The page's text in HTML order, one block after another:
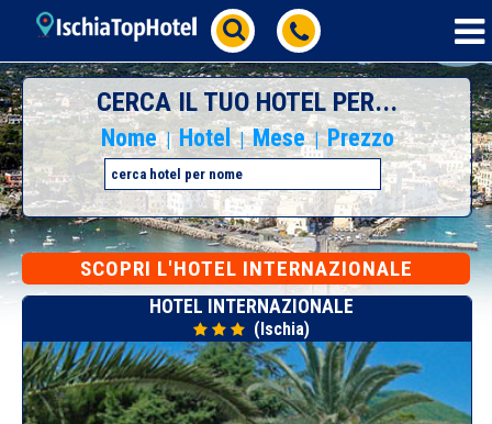
CERCA IL TUO HOTEL PER...
Nome | Hotel | Mese | Prezzo
SCOPRI L'HOTEL INTERNAZIONALE
HOTEL INTERNAZIONALE
(Ischia)